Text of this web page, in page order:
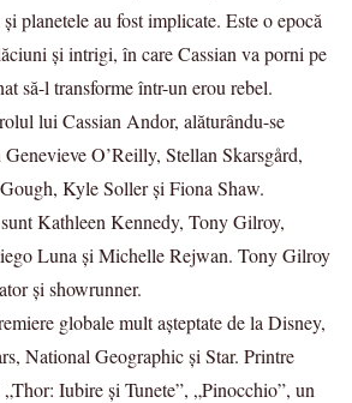
planetele au fost implicate. Este o epocă
și intrigi, în care Cassian va porni pe
să-l transforme într-un erou rebel.
lui Cassian Andor, alăturându-se
O’Reilly, Stellan Skarsgård,
Kyle Soller și Fiona Shaw.
Kathleen Kennedy, Tony Gilroy,
Luna și Michelle Rejwan. Tony Gilroy
și showrunner.
globale mult așteptate de la Disney,
National Geographic și Star. Printre
Iubire și Tunete”, „Pinocchio”, un